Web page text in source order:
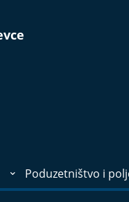
Poduzetništvo i